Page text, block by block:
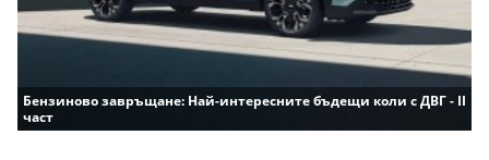
Бензиново завръщане: Най-интересните бъдещи коли с ДВГ - II
част